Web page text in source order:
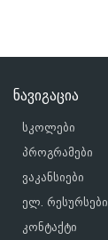
ნავიგაცია
სკოლები
პროგრამები
ვაკანსიები
ელ. რესურსები
კონტაქტი